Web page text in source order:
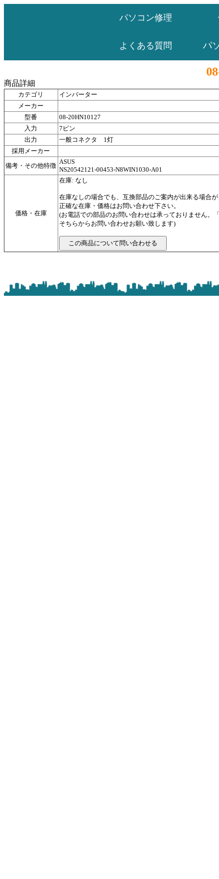
パソコン修理
よくある質問 パ
商品詳細
カテゴリ
インバーター
メーカー
型番
08-20HN10127
入力
7ピン
出力
一般コネクタ 1灯
採用メーカー
備考・その他特徴
ASUS
NS20542121-00453-N8WIN1030-A01
価格・在庫
在庫: なし
在庫なしの場合でも、互換部品のご案内が出来る場合
正確な在庫・価格はお問い合わせ下さい。
(お電話での部品のお問い合わせは承っておりません。
そちらからお問い合わせお願い致します)